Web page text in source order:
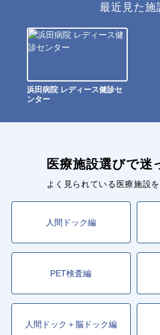
最近見た施
浜田病院 レディース健診セ
ンター
医療施設選びで迷
よく見られている医療施設を
人間ドック編
PET検査編
人間ドック＋脳ドック編